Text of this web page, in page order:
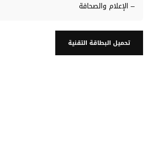
– الإعلام والصحافة
تحميل البطاقة التقنية